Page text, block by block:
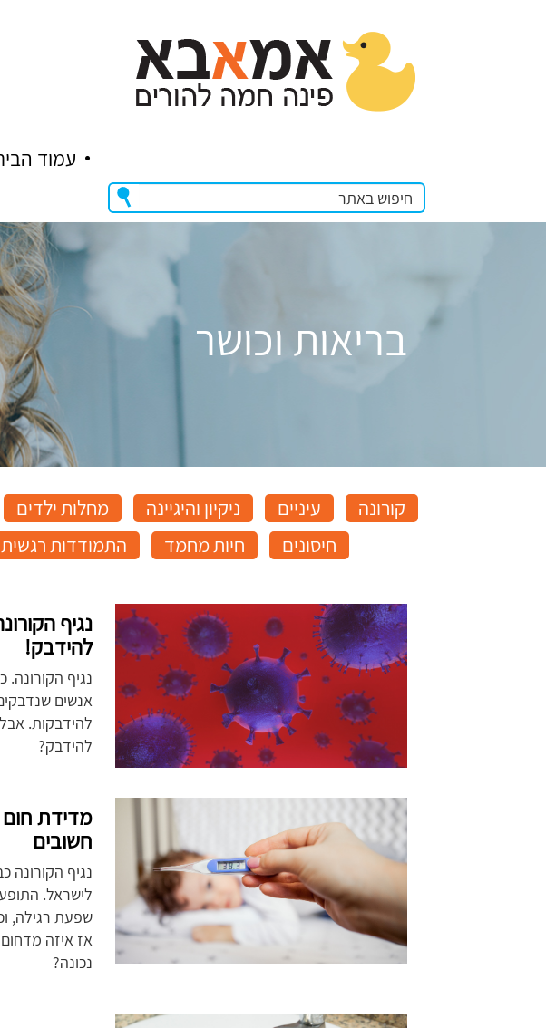
עמוד
בריאות וכושר
קורונה עיניים ניקיון והיגיינה מחלות ילדים
חיסונים
חיות מחמד התמודדות רגשית
נגיף
להידבק!
נגיף הקורונה.
אנשים
להידבקות.
להידבק?
מדידת חום
חשובים
נגיף הקורונה
לישראל.
שפעת רגילה,
אז איזה
נכונה?